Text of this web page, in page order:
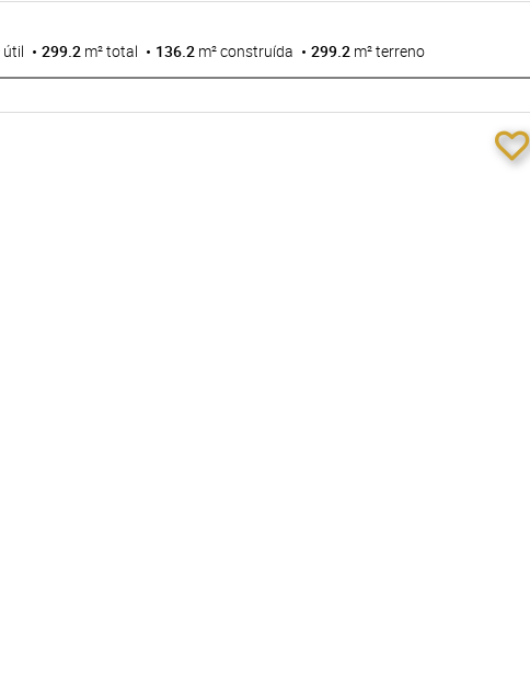
útil 299.2 m² total 136.2 m² construída 299.2 m² terreno